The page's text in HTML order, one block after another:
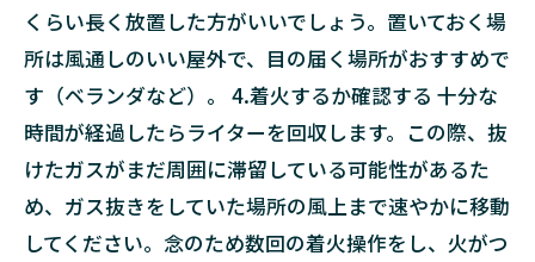
くらい長く放置した方がいいでしょう。置いておく場
所は風通しのいい屋外で、目の届く場所がおすすめで
す（ベランダなど）。 4.着火するか確認する 十分な
時間が経過したらライターを回収します。この際、抜
けたガスがまだ周囲に滞留している可能性があるた
め、ガス抜きをしていた場所の風上まで速やかに移動
してください。念のため数回の着火操作をし、火がつ